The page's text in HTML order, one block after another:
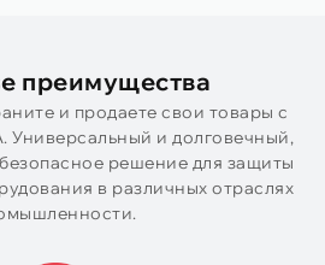
преимущества
и продаете свои товары с
Универсальный и долговечный,
решение для защиты
в различных отраслях